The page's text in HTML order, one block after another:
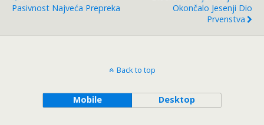
Pasivnost Najveća Prepreka
Okončalo Jesenji Dio
Prvenstva
Back to top
Mobile Desktop